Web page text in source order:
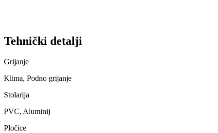
Tehnički detalji
Grijanje
Klima, Podno grijanje
Stolarija
PVC, Aluminij
Pločice